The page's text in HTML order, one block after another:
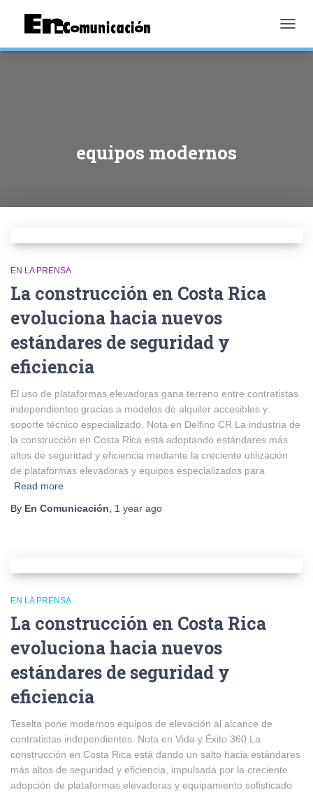
equipos modernos
EN LA PRENSA
La construcción en Costa Rica
evoluciona hacia nuevos
estándares de seguridad y
eficiencia
El uso de plataformas elevadoras gana terreno entre contratistas
independientes gracias a modelos de alquiler accesibles y
soporte técnico especializado. Nota en Delfino CR La industria de
la construcción en Costa Rica está adoptando estándares más
altos de seguridad y eficiencia mediante la creciente utilización
de plataformas elevadoras y equipos especializados para
Read more
By En Comunicación 1 year ago
EN LA PRENSA
La construcción en Costa Rica
evoluciona hacia nuevos
estándares de seguridad y
eficiencia
Teselta pone modernos equipos de elevación al alcance de
contratistas independientes. Nota en Vida y Éxito 360 La
construcción en Costa Rica está dando un salto hacia estándares
más altos de seguridad y eficiencia, impulsada por la creciente
adopción de plataformas elevadoras y equipamiento sofisticado